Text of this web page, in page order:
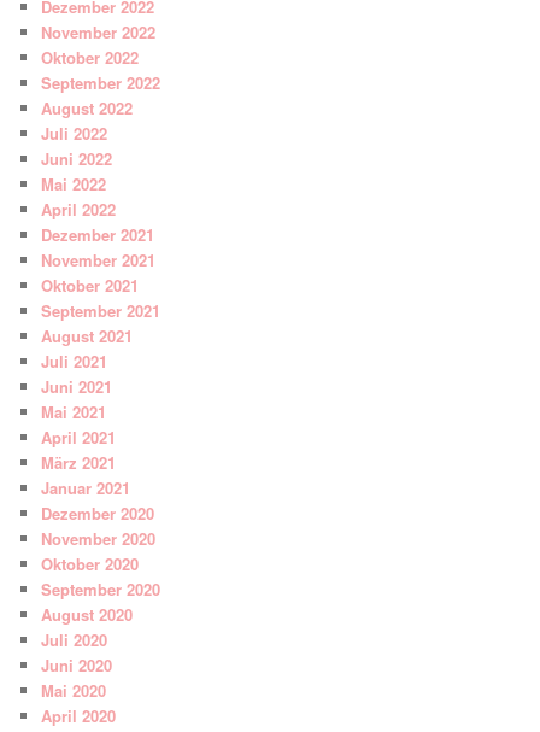
Dezember 2022
November 2022
Oktober 2022
September 2022
August 2022
Juli 2022
Juni 2022
Mai 2022
April 2022
Dezember 2021
November 2021
Oktober 2021
September 2021
August 2021
Juli 2021
Juni 2021
Mai 2021
April 2021
März 2021
Januar 2021
Dezember 2020
November 2020
Oktober 2020
September 2020
August 2020
Juli 2020
Juni 2020
Mai 2020
April 2020